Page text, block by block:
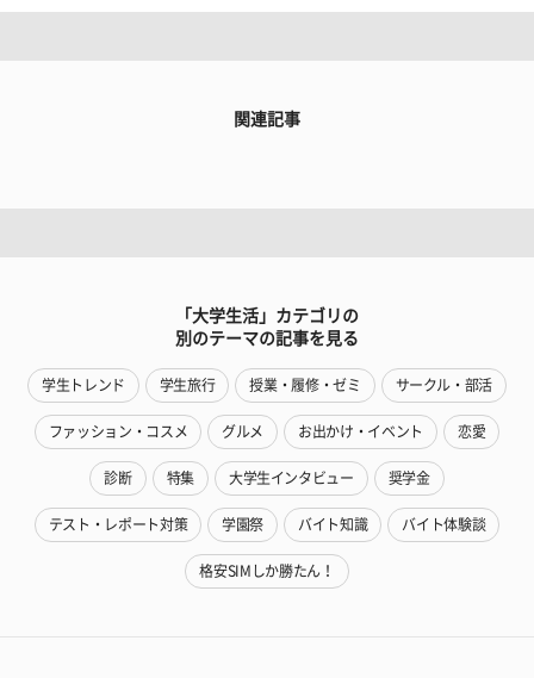
関連記事
「大学生活」カテゴリの
別のテーマの記事を見る
学生トレンド 学生旅行 授業・履修・ゼミ サークル・部活
ファッション・コスメ グルメ お出かけ・イベント 恋愛
診断 特集 大学生インタビュー 奨学金
テスト・レポート対策 学園祭 バイト知識 バイト体験談
格安SIMしか勝たん！